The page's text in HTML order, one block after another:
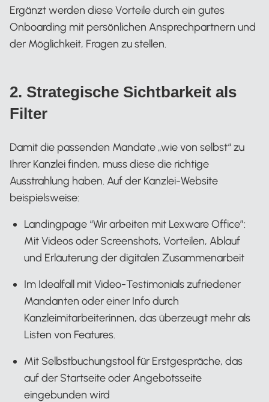
Ergänzt werden diese Vorteile durch ein gutes
Onboarding mit persönlichen Ansprechpartnern und
der Möglichkeit, Fragen zu stellen.
2. Strategische Sichtbarkeit als
Filter
Damit die passenden Mandate „wie von selbst“ zu
Ihrer Kanzlei finden, muss diese die richtige
Ausstrahlung haben. Auf der Kanzlei-Website
beispielsweise:
Landingpage “Wir arbeiten mit Lexware Office”:
Mit Videos oder Screenshots, Vorteilen, Ablauf
und Erläuterung der digitalen Zusammenarbeit
Im Idealfall mit Video-Testimonials zufriedener
Mandanten oder einer Info durch
Kanzleimitarbeiterinnen, das überzeugt mehr als
Listen von Features.
Mit Selbstbuchungstool für Erstgespräche, das
auf der Startseite oder Angebotsseite
eingebunden wird